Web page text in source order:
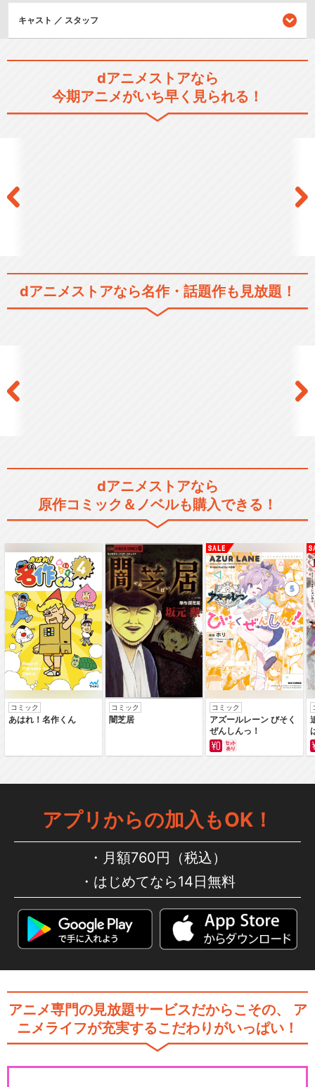
ショート
シリーズ／関連のアニメ作品
シルバニアファミリー ミニ
ストーリー アイビー
空飛ぶみんなの大きな夢
シルバニアファミリー フレア
のハッピーダイアリー
シルバニアファミリー フレア
のゴー・フォー・ド…
のピース・オブ・シ…
シルバニアファミリー フレア
劇場版 シルバニアファミリー
閉じる
キャスト ／ スタッフ
dアニメストアなら
今期アニメがいち早く見られる！
dアニメストアなら名作・話題作も見放題！
dアニメストアなら
原作コミック＆ノベルも購入できる！
コミック
あはれ！名作くん
コミック
闇芝居
コミック
アズールレーン びそく
ぜんしんっ！
アプリからの加入もOK！
月額760円（税込）
はじめてなら14日無料
アニメ専門の見放題サービスだからこその、
ア
ニメライフが充実するこだわりがいっぱい！